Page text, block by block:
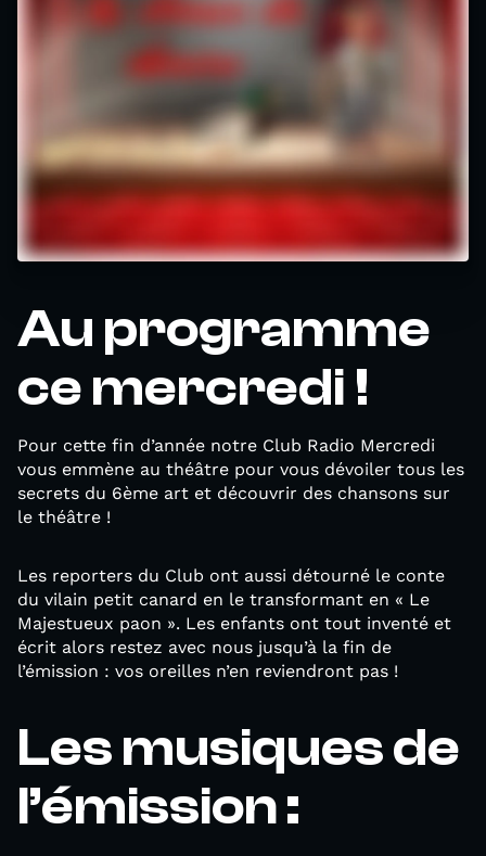
Au programme
ce mercredi !
Pour cette fin d’année notre Club Radio Mercredi
vous emmène au théâtre pour vous dévoiler tous les
secrets du 6ème art et découvrir des chansons sur
le théâtre !
Les reporters du Club ont aussi détourné le conte
du vilain petit canard en le transformant en « Le
Majestueux paon ». Les enfants ont tout inventé et
écrit alors restez avec nous jusqu’à la fin de
l’émission : vos oreilles n’en reviendront pas !
Les musiques de
l’émission :